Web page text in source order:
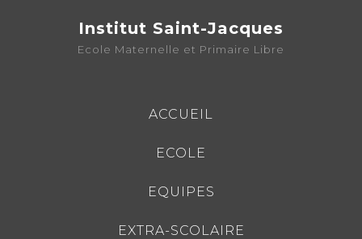
Institut Saint-Jacques
Ecole Maternelle et Primaire Libre
ACCUEIL
ECOLE
EQUIPES
EXTRA-SCOLAIRE